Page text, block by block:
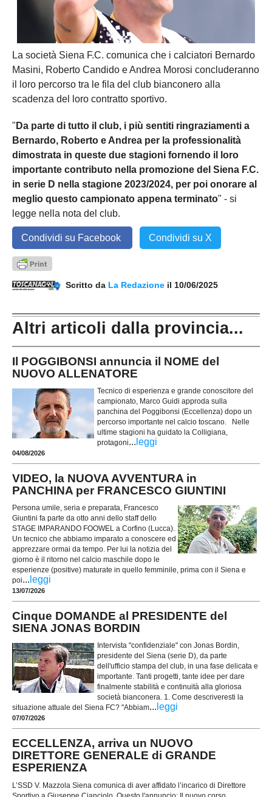
La società Siena F.C. comunica che i calciatori Bernardo
Masini, Roberto Candido e Andrea Morosi concluderanno
il loro percorso tra le fila del club bianconero alla
scadenza del loro contratto sportivo.
" Da parte di tutto il club, i più sentiti ringraziamenti a
Bernardo, Roberto e Andrea per la professionalità
dimostrata in queste due stagioni fornendo il loro
importante contributo nella promozione del Siena F.C.
in serie D nella stagione 2023/2024, per poi onorare al
meglio questo campionato appena terminato" - si
legge nella nota del club.
Condividi su Facebook Condividi su X
Scritto da La Redazione il 10/06/2025
Altri articoli dalla provincia...
Il POGGIBONSI annuncia il NOME del
NUOVO ALLENATORE
Tecnico di esperienza e grande conoscitore del
campionato, Marco Guidi approda sulla
panchina del Poggibonsi (Eccellenza) dopo un
percorso importante nel calcio toscano. Nelle
ultime stagioni ha guidato la Colligiana,
protagoni... leggi
04/08/2026
VIDEO, la NUOVA AVVENTURA in
PANCHINA per FRANCESCO GIUNTINI
Persona umile, seria e preparata, Francesco
Giuntini fa parte da otto anni dello staff dello
STAGE IMPARANDO FOOWEL a Corfino (Lucca).
Un tecnico che abbiamo imparato a conoscere ed
apprezzare ormai da tempo. Per lui la notizia del
giorno è il ritorno nel calcio maschile dopo le
esperienze (positive) maturate in quello femminile, prima con il Siena e
poi... leggi
13/07/2026
Cinque DOMANDE al PRESIDENTE del
SIENA JONAS BORDIN
Intervista "confidenziale" con Jonas Bordin,
presidente del Siena (serie D), da parte
dell'ufficio stampa del club, in una fase delicata e
importante. Tanti progetti, tante idee per dare
finalmente stabilità e continuità alla gloriosa
società bianconera. 1. Come descriveresti la
situazione attuale del Siena FC? "Abbiam... leggi
07/07/2026
ECCELLENZA, arriva un NUOVO
DIRETTORE GENERALE di GRANDE
ESPERIENZA
L’SSD V. Mazzola Siena comunica di aver affidato l’incarico di Direttore